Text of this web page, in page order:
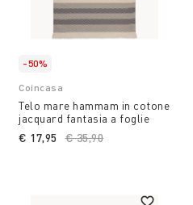
-50%
Coincasa
Telo mare hammam in cotone
jacquard fantasia a foglie
Price reduced from
€ 35,90
€ 17,95